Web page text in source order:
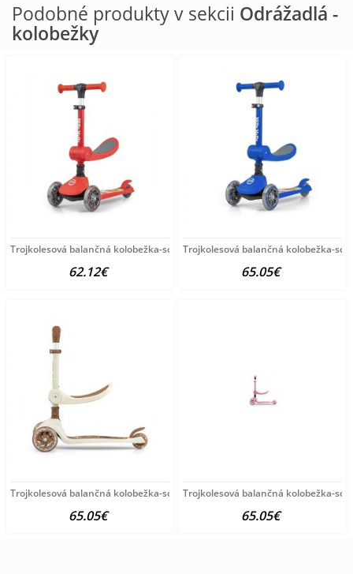
Podobné produkty v sekcii Odrážadlá -
kolobežky
Trojkolesová balančná kolobežka-scooter so sedadlom FUZZY
62.12€
Trojkolesová balančná kolobežka-
65.05€
Trojkolesová balančná kolobežka-scooter so sedadlom FUZZY
65.05€
Trojkolesová balančná kolobežka-
65.05€